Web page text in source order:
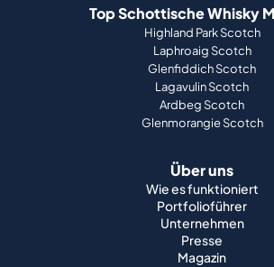
Top Schottische Whisky
Highland Park Scotch
Laphroaig Scotch
Glenfiddich Scotch
Lagavulin Scotch
Ardbeg Scotch
Glenmorangie Scotch
Über uns
Wie es funktioniert
Portfolioführer
Unternehmen
Presse
Magazin